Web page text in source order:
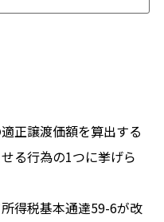
正譲渡価額を算出する
る行為の1つに挙げら
得税基本通達59-6が改